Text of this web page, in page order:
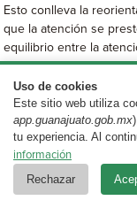
Esto conlleva la
que la atención se
equilibrio entre la
fortalecimiento de la
salud, que se
expectativas
asegurar que estas
bienestar.
Desde 1948, la OMS
con el objetivo de
tema de alta relevancia
Uso de cookies
Este sitio web utiliza
app.guanajuato.gob.mx
tu experiencia. Al
información
Rechazar